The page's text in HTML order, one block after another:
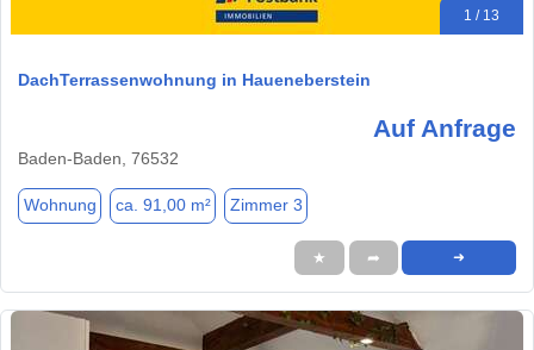
1 / 13
DachTerrassenwohnung in Haueneberstein
Auf Anfrage
Baden-Baden, 76532
Wohnung ca. 91,00 m² Zimmer 3
★ ➦ ➜